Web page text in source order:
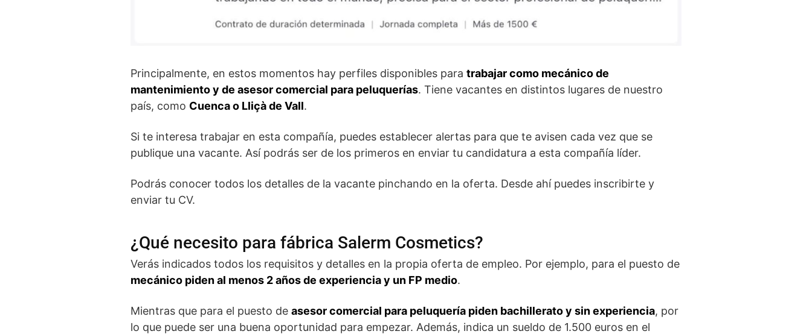
Principalmente, en estos momentos hay perfiles disponibles para trabajar como mecánico de
mantenimiento y de asesor comercial para peluquerías. Tiene vacantes en distintos lugares de nuestro
país, como Cuenca o Lliçà de Vall.
Si te interesa trabajar en esta compañía, puedes establecer alertas para que te avisen cada vez que se
publique una vacante. Así podrás ser de los primeros en enviar tu candidatura a esta compañía líder.
Podrás conocer todos los detalles de la vacante pinchando en la oferta. Desde ahí puedes inscribirte y
enviar tu CV.
¿Qué necesito para fábrica Salerm Cosmetics?
Verás indicados todos los requisitos y detalles en la propia oferta de empleo. Por ejemplo, para el puesto de
mecánico piden al menos 2 años de experiencia y un FP medio.
Mientras que para el puesto de asesor comercial para peluquería piden bachillerato y sin experiencia, por
lo que puede ser una buena oportunidad para empezar. Además, indica un sueldo de 1.500 euros en el